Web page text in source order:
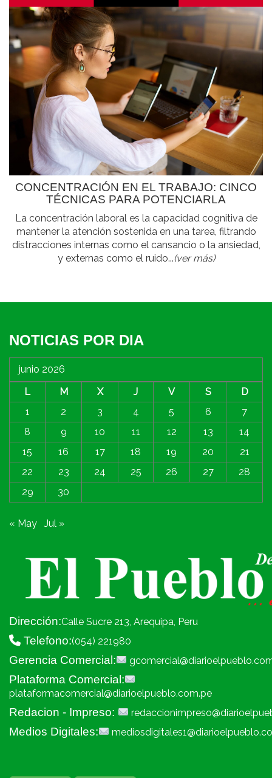
CONCENTRACIÓN EN EL TRABAJO: CINCO
TÉCNICAS PARA POTENCIARLA
La concentración laboral es la capacidad cognitiva de
mantener la atención sostenida en una tarea, filtrando
distracciones internas como el cansancio o la ansiedad,
y externas como el ruido...(ver más)
NOTICIAS POR DIA
junio 2026
L
M X J V S
D
1
2 3 4 5 6
7
8
9 10 11 12 13
14
15
16 17 18 19 20
21
22
23 24 25 26 27
28
29
30
« May Jul »
Dirección:Calle Sucre 213, Arequipa, Peru
Telefono:(054) 221980
Gerencia Comercial:
Plataforma Comercial:
plataformacomercial@diarioelpueblo.com.pe
Redacion - Impreso:
Medios Digitales: